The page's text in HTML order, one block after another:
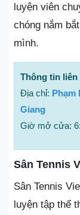
luyện viên
chóng nắm
mình.
Thông tin liên
Địa chỉ: Phạm
Giang
Giờ mở cửa:
Sân Tennis
Sân Tennis
luyện tập thể